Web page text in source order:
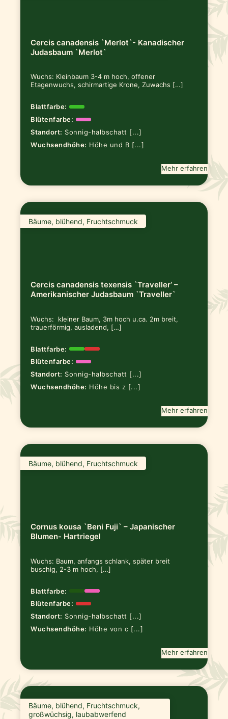
Cercis canadensis `Merlot`- Kanadischer
Judasbaum `Merlot`
Wuchs: Kleinbaum 3-4 m hoch, offener
Etagenwuchs, schirmartige Krone, Zuwachs […]
Blattfarbe:
Blütenfarbe:
Standort: Sonnig-halbschatt [...]
Wuchsendhöhe: Höhe und B [...]
Mehr erfahren
Bäume, blühend, Fruchtschmuck
Cercis canadensis texensis `Traveller‘ –
Amerikanischer Judasbaum `Traveller`
Wuchs: kleiner Baum, 3m hoch u.ca. 2m breit,
trauerförmig, ausladend, […]
Blattfarbe:
Blütenfarbe:
Standort: Sonnig-halbschatt [...]
Wuchsendhöhe: Höhe bis z [...]
Mehr erfahren
Bäume, blühend, Fruchtschmuck
Cornus kousa `Beni Fuji` – Japanischer
Blumen- Hartriegel
Wuchs: Baum, anfangs schlank, später breit
buschig, 2-3 m hoch, […]
Blattfarbe:
Blütenfarbe:
Standort: Sonnig-halbschatt [...]
Wuchsendhöhe: Höhe von c [...]
Mehr erfahren
Bäume, blühend, Fruchtschmuck,
großwüchsig, laubabwerfend